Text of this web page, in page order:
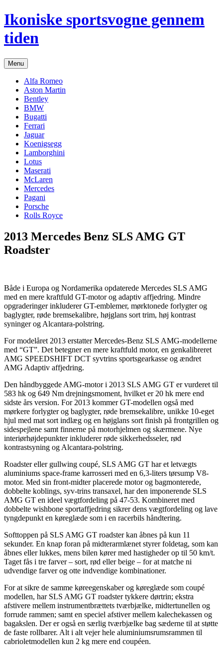
Hop
til
indhold
Ikoniske sportsvogne gennem
tiden
Menu
Alfa Romeo
Aston Martin
Bentley
BMW
Bugatti
Ferrari
Jaguar
Koenigsegg
Lamborghini
Lotus
Maserati
McLaren
Mercedes
Pagani
Porsche
Rolls Royce
2013 Mercedes Benz SLS AMG GT
Roadster
Både i Europa og Nordamerika opdaterede Mercedes SLS AMG
med en mere kraftfuld GT-motor og adaptiv affjedring. Mindre
opgraderinger inkluderer GT-emblemer, mørktonede forlygter og
baglygter, røde bremsekalibre, højglans sort trim, høj kontrast
syninger og Alcantara-polstring.
For modelåret 2013 erstatter Mercedes-Benz SLS AMG-modellerne
med “GT”. Det betegner en mere kraftfuld motor, en genkalibreret
AMG SPEEDSHIFT DCT syvtrins sportsgearkasse og ændret
AMG Adaptiv affjedring.
Den håndbyggede AMG-motor i 2013 SLS AMG GT er vurderet til
583 hk og 649 Nm drejningsmoment, hvilket er 20 hk mere end
sidste års version. For 2013 kommer GT-modellen også med
mørkere forlygter og baglygter, røde bremsekalibre, unikke 10-eget
hjul med mat sort indlæg og en højglans sort finish på frontgrillen og
sidespejlene samt finnerne på motorhjelmen og skærmene. Nye
interiørhøjdepunkter inkluderer røde sikkerhedsseler, rød
kontrastsyning og Alcantara-polstring.
Roadster eller gullwing coupé, SLS AMG GT har et letvægts
aluminiums space-frame karrosseri med en 6,3-liters tørsump V8-
motor. Med sin front-midter placerede motor og bagmonterede,
dobbelte koblings, syv-trins transaxel, har den imponerende SLS
AMG GT en ideel vægtfordeling på 47-53. Kombineret med
dobbelte wishbone sportaffjedring sikrer dens vægtfordeling og lave
tyngdepunkt en køreglæde som i en racerbils håndtering.
Softtoppen på SLS AMG GT roadster kan åbnes på kun 11
sekunder. En knap foran på midterarmlænet styrer foldetag, som kan
åbnes eller lukkes, mens bilen kører med hastigheder op til 50 km/t.
Taget fås i tre farver – sort, rød eller beige – for at matche ni
udvendige farver og otte indvendige kombinationer.
For at sikre de samme køreegenskaber og køreglæde som coupé
modellen, har SLS AMG GT roadster tykkere dørtrin; ekstra
afstivere mellem instrumentbrættets tværbjælke, midtertunellen og
forrude rammen; samt en speciel afstiver mellem kalechekassen og
bagakslen. Der er også en særlig tværbjælke bag sæderne til at støtte
de faste rollbarer. Alt i alt vejer hele aluminiumsrumsrammen til
cabrioletmodellen kun 2 kg mere end coupéen.